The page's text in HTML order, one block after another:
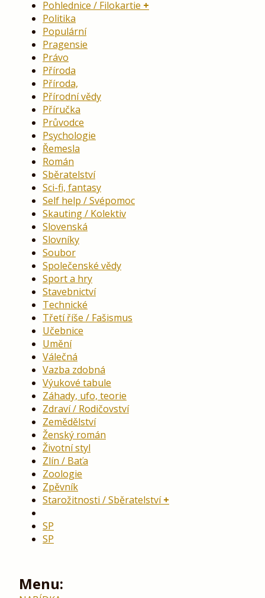
Pohlednice / Filokartie
Politika
Populární
Pragensie
Právo
Příroda
Příroda,
Přírodní vědy
Příručka
Průvodce
Psychologie
Řemesla
Román
Sběratelství
Sci-fi, fantasy
Self help / Svépomoc
Skauting / Kolektiv
Slovenská
Slovníky
Soubor
Společenské vědy
Sport a hry
Stavebnictví
Technické
Třetí říše / Fašismus
Učebnice
Umění
Válečná
Vazba zdobná
Výukové tabule
Záhady, ufo, teorie
Zdraví / Rodičovství
Zemědělství
Ženský román
Životní styl
Zlín / Baťa
Zoologie
Zpěvník
Starožitnosti / Sběratelství
SP
SP
Menu: